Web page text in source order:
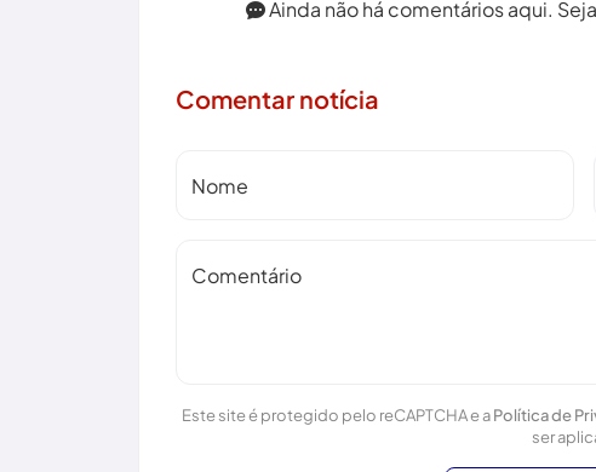
Ainda não há comentários aqui.
Comentar notícia
Nome
Comentário
Este site é protegido pelo reCAPTCHA e aPolítica de
ser